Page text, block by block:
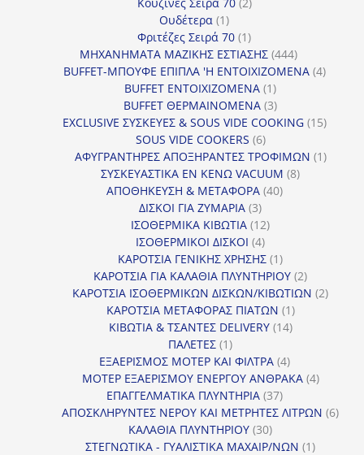
Κουζίνες Σειρά 70 2
Ουδέτερα 11
προϊόν
Φριτέζες Σειρά 70 11
προϊόν
ΜΗΧΑΝΗΜΑΤΑ ΜΑΖΙΚΗΣ ΕΣΤΙΑΣΗΣ 444444
προϊόντα
BUFFET-ΜΠΟΥΦΕ ΕΠΙΠΛΑ 'Η ΕΝΤΟΙΧΙΖΟΜΕΝΑ 44
BUFFET ΕΝΤΟΙΧΙΖΟΜΕΝΑ 11
προϊόν
BUFFET ΘΕΡΜΑΙΝΟΜΕΝΑ 33
προϊόντα
EXCLUSIVE ΣΥΣΚΕΥΕΣ & SOUS VIDE COOKING 1515
SOUS VIDE COOKERS 66
προϊόντα
ΑΦΥΓΡΑΝΤΗΡΕΣ ΑΠΟΞΗΡΑΝΤΕΣ ΤΡΟΦΙΜΩΝ 11
ΣΥΣΚΕΥΑΣΤΙΚΑ ΕΝ ΚΕΝΩ VACUUM 88
ΑΠΟΘΗΚΕΥΣΗ & ΜΕΤΑΦΟΡΑ 4040
ΔΙΣΚΟΙ ΓΙΑ ΖΥΜΑΡΙΑ 33
προϊόντα
ΙΣΟΘΕΡΜΙΚΑ ΚΙΒΩΤΙΑ 1212
ΙΣΟΘΕΡΜΙΚΟΙ ΔΙΣΚΟΙ 44
προϊόντα
ΚΑΡΟΤΣΙΑ ΓΕΝΙΚΗΣ ΧΡΗΣΗΣ 11
προϊόν
ΚΑΡΟΤΣΙΑ ΓΙΑ ΚΑΛΑΘΙΑ ΠΛΥΝΤΗΡΙΟΥ 22
προϊόντα
ΚΑΡΟΤΣΙΑ ΙΣΟΘΕΡΜΙΚΩΝ ΔΙΣΚΩΝ/ΚΙΒΩΤΙΩΝ 22
ΚΑΡΟΤΣΙΑ ΜΕΤΑΦΟΡΑΣ ΠΙΑΤΩΝ 11
προϊόν
ΚΙΒΩΤΙΑ & ΤΣΑΝΤΕΣ DELIVERY 1414
ΠΑΛΕΤΕΣ 11
προϊόν
ΕΞΑΕΡΙΣΜΟΣ ΜΟΤΕΡ ΚΑΙ ΦΙΛΤΡΑ 44
προϊόντα
ΜΟΤΕΡ ΕΞΑΕΡΙΣΜΟΥ ΕΝΕΡΓΟΥ ΑΝΘΡΑΚΑ 44
ΕΠΑΓΓΕΛΜΑΤΙΚΑ ΠΛΥΝΤΗΡΙΑ 3737
προϊόντα
ΑΠΟΣΚΛΗΡΥΝΤΕΣ ΝΕΡΟΥ ΚΑΙ ΜΕΤΡΗΤΕΣ ΛΙΤΡΩΝ 66
ΚΑΛΑΘΙΑ ΠΛΥΝΤΗΡΙΟΥ 3030
προϊόντα
ΣΤΕΓΝΩΤΙΚΑ - ΓΥΑΛΙΣΤΙΚΑ ΜΑΧΑΙΡ/ΝΩΝ 11